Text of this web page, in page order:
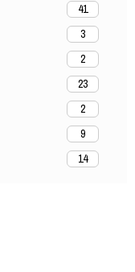
41
3
2
23
2
9
14